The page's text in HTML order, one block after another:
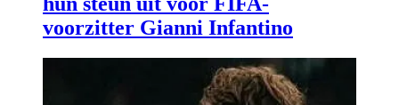
voorzitter Gianni Infantino